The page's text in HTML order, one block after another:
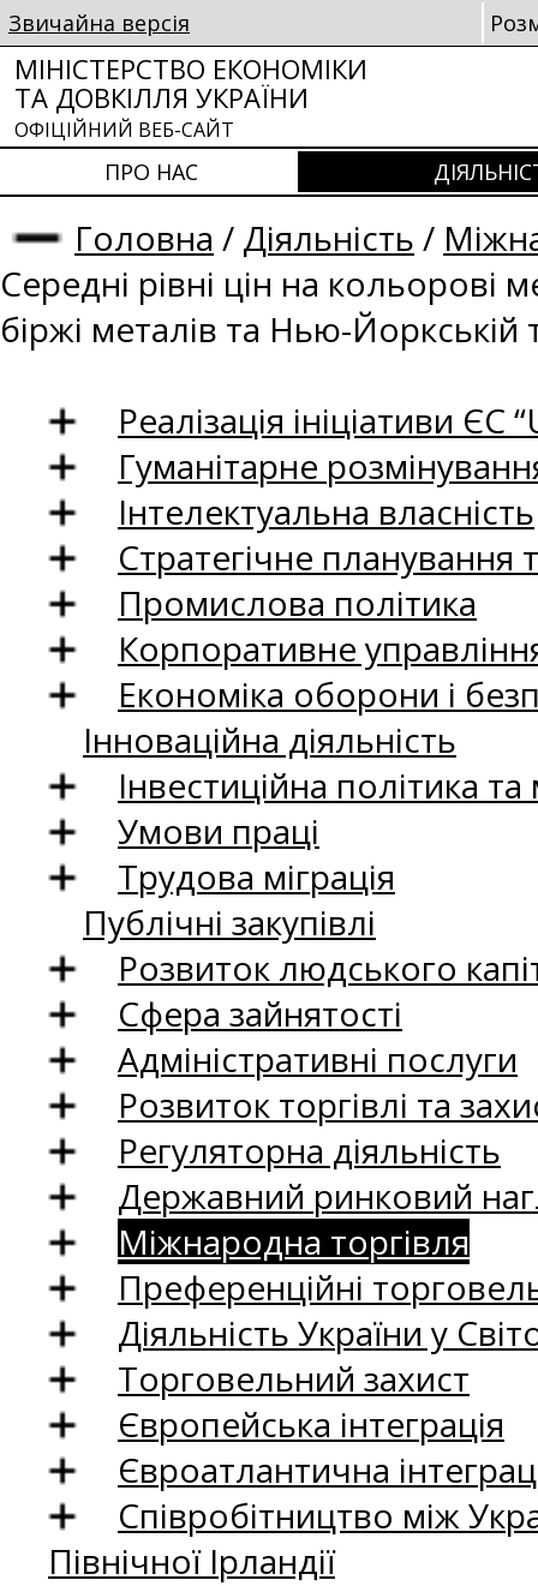
Звичайна версія
МІНІСТЕРСТВО ЕКОНОМІКИ
ТА ДОВКІЛЛЯ УКРАЇНИ
ОФІЦІЙНИЙ ВЕБ-САЙТ
ПРО НАС
Головна / Діяльність /
Середні рівні цін на кольорові
біржі металів та Нью-Йоркській
Реалізація ініціативи ЄС
Гуманітарне
Інтелектуальна власність
Стратегічне
Промислова політика
Корпоративне
Економіка оборони і
Інноваційна діяльність
Інвестиційна політика
Умови праці
Трудова міграція
Публічні закупівлі
Розвиток людського
Сфера зайнятості
Адміністративні послуги
Розвиток торгівлі та
Регуляторна діяльність
Державний ринковий
Міжнародна торгівля
Преференційні
Діяльність України у
Торговельний захист
Європейська інтеграція
Євроатлантична
Співробітництво між
Північної Ірландії